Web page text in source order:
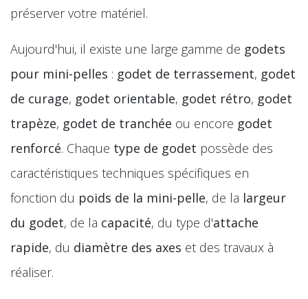
préserver votre matériel.
Aujourd'hui, il existe une large gamme de godets
pour mini-pelles : godet de terrassement, godet
de curage, godet orientable, godet rétro, godet
trapèze, godet de tranchée ou encore godet
renforcé. Chaque type de godet possède des
caractéristiques techniques spécifiques en
fonction du poids de la mini-pelle, de la largeur
du godet, de la capacité, du type d'attache
rapide, du diamètre des axes et des travaux à
réaliser.